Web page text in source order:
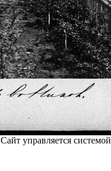
Сайт управляется системой